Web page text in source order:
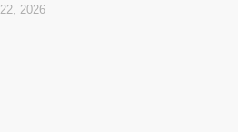
2026